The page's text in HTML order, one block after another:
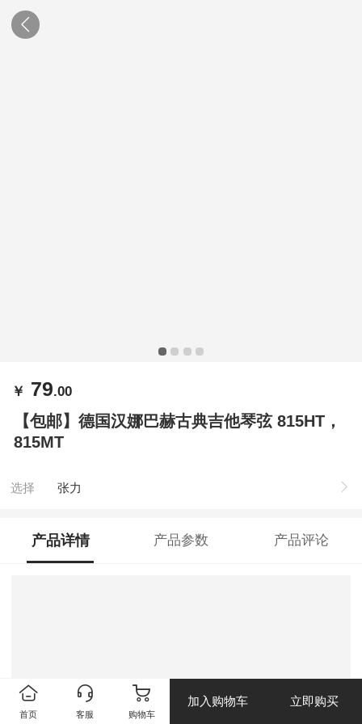
￥ 79.00
【包邮】德国汉娜巴赫古典吉他琴弦 815HT，
815MT
选择 张力
产品详情 产品参数 产品评论
首页 客服 购物车
加入购物车 立即购买